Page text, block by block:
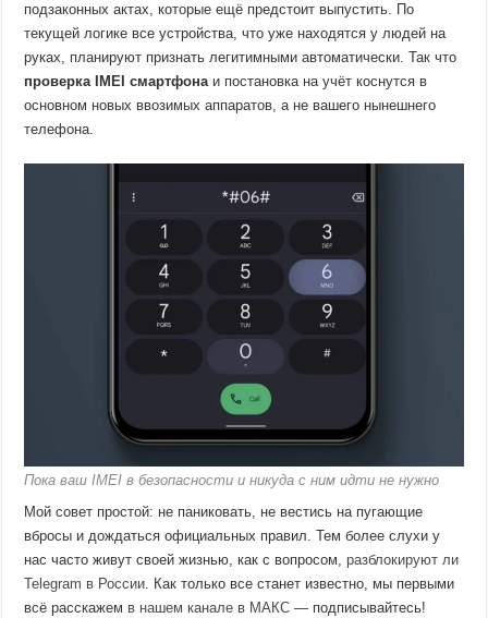
подзаконных актах, которые ещё предстоит выпустить. По
текущей логике все устройства, что уже находятся у людей на
руках, планируют признать легитимными автоматически. Так что
проверка IMEI смартфонаи постановка на учёт коснутся в
основном новых ввозимых аппаратов, а не вашего нынешнего
телефона.
Пока ваш IMEI в безопасности и никуда с ним идти не нужно
Мой совет простой: не паниковать, не вестись на пугающие
вбросы и дождаться официальных правил. Тем более слухи у
нас часто живут своей жизнью, как с вопросом,разблокируют ли
Telegram в России . Как только все станет известно, мы первыми
всё расскажем в нашем канале в МАКС — подписывайтесь!